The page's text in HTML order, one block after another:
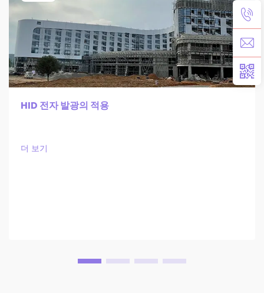
HID 전자 발광의 적용
더 보기